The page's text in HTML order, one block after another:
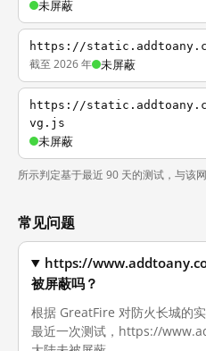
未屏蔽
https://
截至 2026 年 未屏蔽
https://
vg.js
未屏蔽
所示判定基于最近 90 天的测试，与该网
常见问题
https://
被屏蔽吗？
根据 GreatFire 对防火长城的
最近一次测试，https://